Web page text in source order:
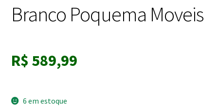
Branco Poquema Moveis
R$ 589,99
6 em estoque